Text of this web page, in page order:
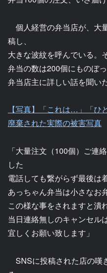
個人経営の弁当店が、大
稿し、
大きな波紋を呼んでいる。
弁当の数は200個にものぼ
弁当店主に詳しい話を聞いた
【写真】「これは…」「
廃棄された実際の被害写真
「大量注文（100個）ご連
した
電話しても繋がらず最後
あっちゃん弁当は小さなお
この様な事をされますと潰
当日連絡無しのキャンセル
宜しくお願い致します」
SNSに投稿された店の嘆